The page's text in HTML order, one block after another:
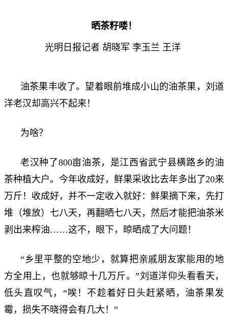
晒茶籽喽！
光明日报记者 胡晓军 李玉兰 王洋
油茶果丰收了。望着眼前堆成小山的油茶果，刘道
洋老汉却高兴不起来！
为啥？
老汉种了800亩油茶，是江西省武宁县横路乡的油
茶种植大户。今年收成好，鲜果采收比去年多出了20来
万斤！收成好，并不一定收入就好：鲜果摘下来，先打
堆（堆放）七八天，再翻晒七八天，然后才能把油茶米
剥出来榨油……这不，眼下，晾晒成了大问题！
“乡里平整的空地少，就算把亲戚朋友家能用的地
方全用上，也就够晾十几万斤。”刘道洋仰头看看天，
低头直叹气，“唉！不趁着好日头赶紧晒，油茶果发
霉，损失不晓得会有几大！”